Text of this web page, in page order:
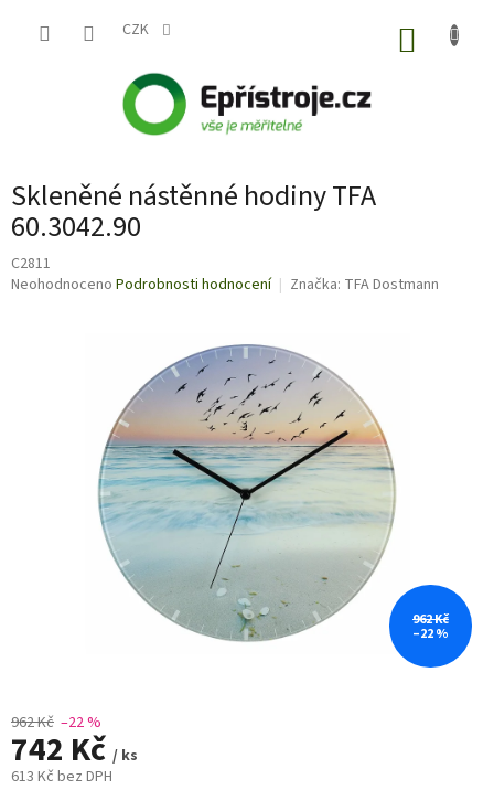
CZK
Skleněné nástěnné hodiny TFA
60.3042.90
C2811
Průměrné
Neohodnoceno Podrobnosti hodnocení Značka: TFA Dostmann
962 Kč
–22 %
962 Kč –22 %
742 Kč / ks
613 Kč bez DPH